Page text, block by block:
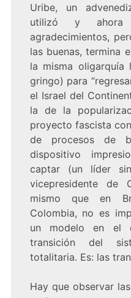
Uribe, un
utilizó y ahora
agradecimientos,
las buenas, termina
la misma oligarquía
gringo) para
el Israel del
la de la
proyecto fascista
de procesos de
dispositivo
captar (un líder
vicepresidente de
mismo que en
Colombia, no es
un modelo en el
transición del
totalitaria. Es: las
Hay que observar